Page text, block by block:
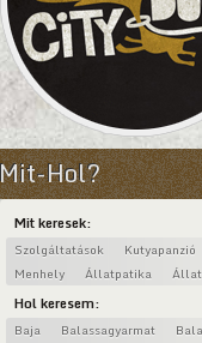
Mit-Hol?
Mit keresek:
Szolgáltatások Kutyapanzió
Menhely
Állatpatika
Hol keresem:
Baja Balassagyarmat